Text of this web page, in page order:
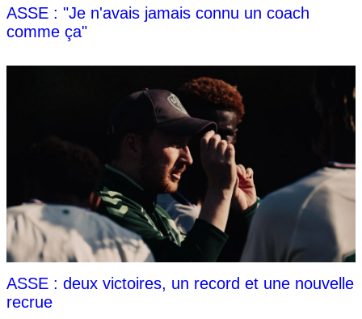
ASSE : "Je n'avais jamais connu un coach
comme ça"
ASSE : deux victoires, un record et une nouvelle
recrue